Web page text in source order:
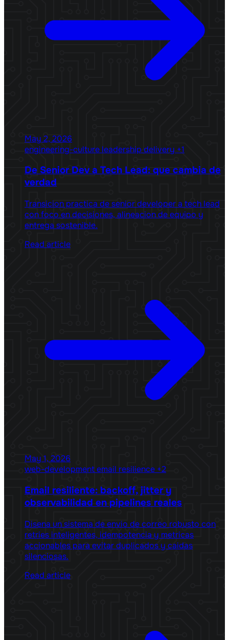
May 2, 2026
engineering-culture leadership delivery +1
De Senior Dev a Tech Lead: que cambia de
verdad
Transicion practica de senior developer a tech lead
con foco en decisiones, alineacion de equipo y
entrega sostenible.
Read article
May 1, 2026
web-developmentemail resilience +2
Email resiliente: backoff, jitter y
observabilidad en pipelines reales
Disena un sistema de envio de correo robusto con
retries inteligentes, idempotencia y metricas
accionables para evitar duplicados y caidas
silenciosas.
Read article